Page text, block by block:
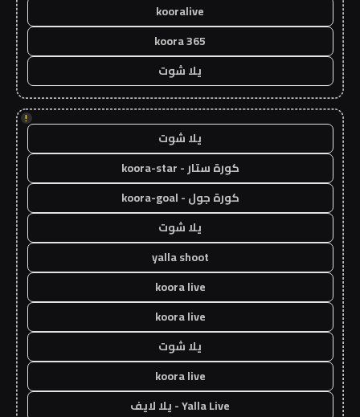
kooralive
koora 365
يلا شوت
!
يلا شوت
كورة ستار - koora-star
كورة جول - koora-goal
يلا شوت
yalla shoot
koora live
koora live
يلا شوت
koora live
Yalla Live - يلا لايف